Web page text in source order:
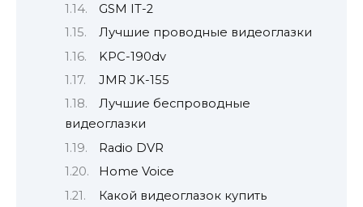
GSM IT-2
Лучшие проводные видеоглазки
KPC-190dv
JMR JK-155
Лучшие беспроводные
видеоглазки
Radio DVR
Home Voice
Какой видеоглазок купить